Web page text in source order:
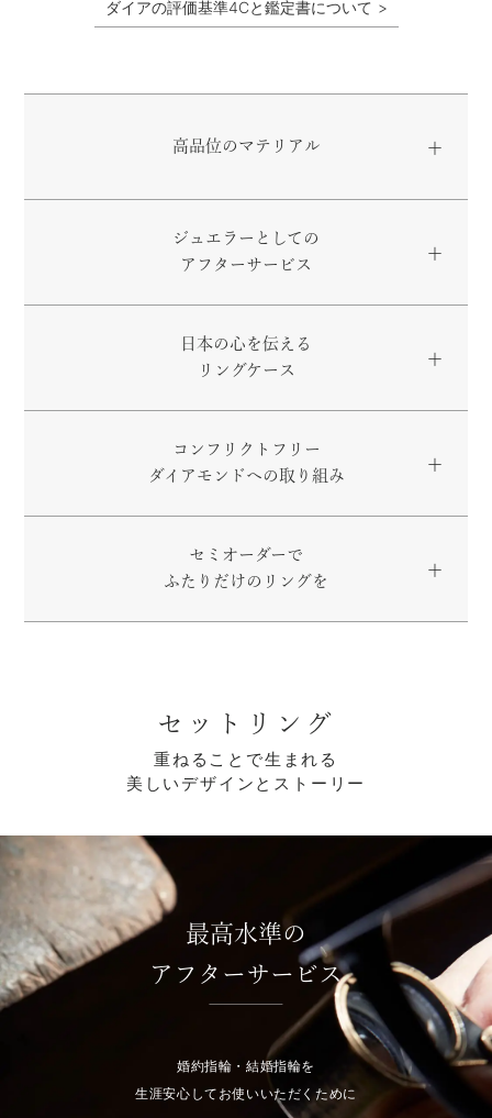
ダイアの評価基準4Cと鑑定書について
高品位のマテリアル
ジュエラーとしての
アフターサービス
日本の心を伝える
リングケース
コンフリクトフリー
ダイアモンドへの取り組み
セミオーダーで
ふたりだけのリングを
セットリング
重ねることで生まれる
美しいデザインとストーリー
最高水準の
アフターサービス
婚約指輪・結婚指輪を
生涯安心してお使いいただくために